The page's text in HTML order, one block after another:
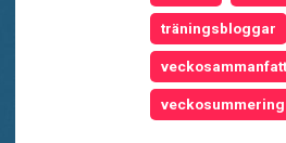
träningsbloggar
veckosummering